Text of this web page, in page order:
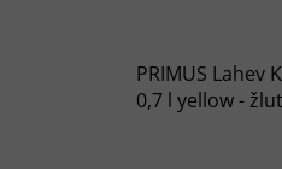
PRIMUS Lahev
0,7 l yellow -